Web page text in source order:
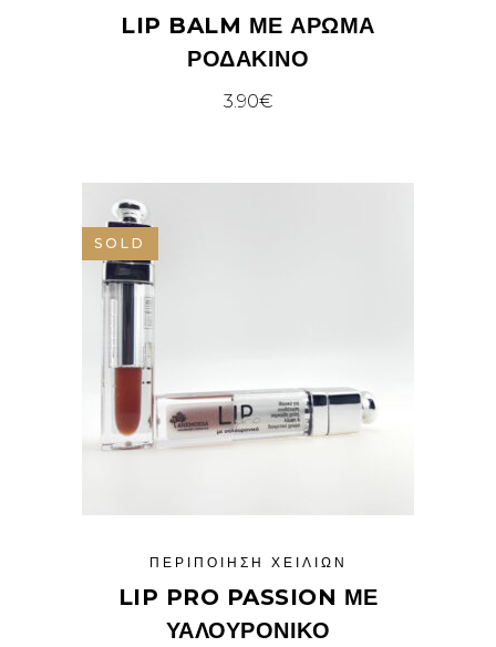
LIP BALM ΜΕ ΆΡΩΜΑ
ΡΟΔΆΚΙΝΟ
3.90€
SOLD
ΠΕΡΙΠΟΊΗΣΗ ΧΕΙΛΙΏΝ
LIP PRO PASSION ΜΕ
ΥΑΛΟΥΡΟΝΙΚΌ